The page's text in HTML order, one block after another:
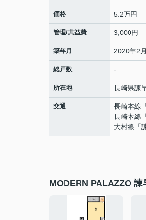
価格 5.2万円
管理/共益費 3,000円
築年月 2020年2
総戸数 -
所在地 長崎県諫
交通 長崎本線
長崎本線
大村線 「
MODERN PALAZZO